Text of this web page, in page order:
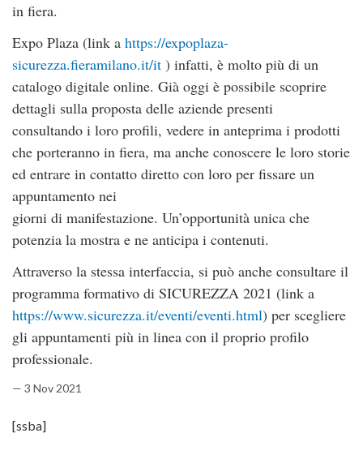
in fiera.
Expo Plaza (link a https://expoplaza-
sicurezza.fieramilano.it/it ) infatti, è molto più di un
catalogo digitale online. Già oggi è possibile scoprire
dettagli sulla proposta delle aziende presenti
consultando i loro profili, vedere in anteprima i prodotti
che porteranno in fiera, ma anche conoscere le loro storie
ed entrare in contatto diretto con loro per fissare un
appuntamento nei
giorni di manifestazione. Un’opportunità unica che
potenzia la mostra e ne anticipa i contenuti.
Attraverso la stessa interfaccia, si può anche consultare il
programma formativo di SICUREZZA 2021 (link a
https://www.sicurezza.it/eventi/eventi.html) per scegliere
gli appuntamenti più in linea con il proprio profilo
professionale.
— 3 Nov 2021
[ssba]